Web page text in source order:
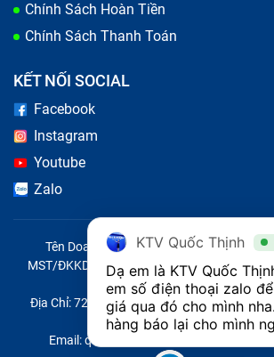
Chính Sách Hoàn Tiền
Chính Sách Thanh Toán
KẾT NỐI SOCIAL
Facebook
Instagram
Youtube
Zalo
Tên Doanh Nghiệp: CÔNG TY TNHH CITY
MST/ĐKKD/QĐTL: 0316569346 do sở KHĐT
14/04/2023
Địa Chỉ: 721 Trường Chinh, Phường Tây
Thành phố Hồ Chí Minh, Việt
Email: quoc@baohanhone.com | Điện
KTV Quốc Thịnh
Dạ em là KTV Quốc
em số điện thoại zalo
giá qua đó cho mình
hàng báo lại cho mình